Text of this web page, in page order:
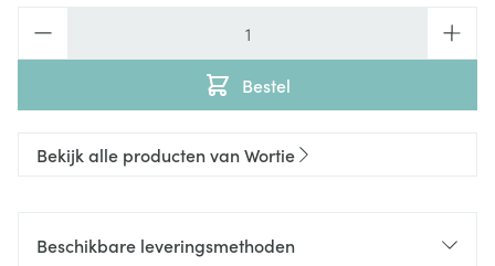
Bestel
Bekijk alle producten van Wortie
Beschikbare leveringsmethoden